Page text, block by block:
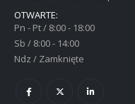
OTWARTE:
Pn - Pt / 8:00 - 18:00
Sb / 8:00 - 14:00
Ndz / Zamknięte